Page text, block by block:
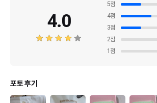
4.0
5점
4점
3점
2점
1 점
포토 후기